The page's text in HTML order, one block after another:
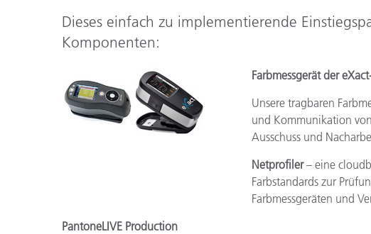
Dieses einfach zu implementierende
Komponenten:
Farbmessgerät der
Unsere tragbaren
und Kommunikation
Ausschuss und
Netprofiler– eine
Farbstandards zur
Farbmessgeräten und
PantoneLIVE Production